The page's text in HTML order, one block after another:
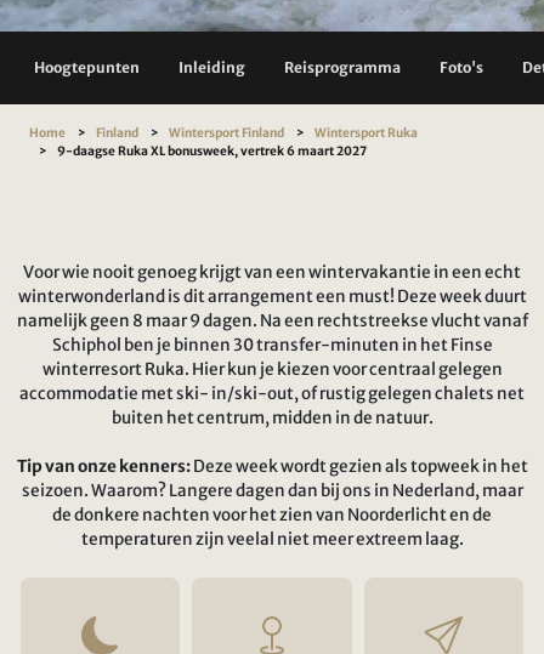
Hoogtepunten Inleiding Reisprogramma Foto's
Home Finland Wintersport Finland
Wintersport Ruka
9-daagse Ruka XL bonusweek, vertrek 6 maart 2027
Voor wie nooit genoeg krijgt van een wintervakantie in een echt
winterwonderland is dit arrangement een must! Deze week duurt
namelijk geen 8 maar 9 dagen. Na een rechtstreekse vlucht vanaf
Schiphol ben je binnen 30 transfer-minuten in het Finse
winterresort Ruka. Hier kun je kiezen voor centraal gelegen
accommodatie met ski- in/ski-out, of rustig gelegen chalets net
buiten het centrum, midden in de natuur.
Tip van onze kenners:Deze week wordt gezien als topweek in het
seizoen. Waarom? Langere dagen dan bij ons in Nederland, maar
de donkere nachten voor het zien van Noorderlicht en de
temperaturen zijn veelal niet meer extreem laag.